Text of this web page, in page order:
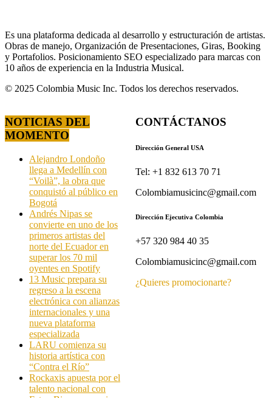
Es una plataforma dedicada al desarrollo y estructuración de artistas.
Obras de manejo, Organización de Presentaciones, Giras, Booking
y Portafolios. Posicionamiento SEO especializado para marcas con
10 años de experiencia en la Industria Musical.
© 2025 Colombia Music Inc. Todos los derechos reservados.
NOTICIAS DEL
MOMENTO
Alejandro Londoño
llega a Medellín con
“Voilà”, la obra que
conquistó al público en
Bogotá
Andrés Nipas se
convierte en uno de los
primeros artistas del
norte del Ecuador en
superar los 70 mil
oyentes en Spotify
13 Music prepara su
regreso a la escena
electrónica con alianzas
internacionales y una
nueva plataforma
especializada
LARU comienza su
historia artística con
“Contra el Río”
Rockaxis apuesta por el
talento nacional con
CONTÁCTANOS
Dirección General USA
Tel: +1 832 613 70 71
Colombiamusicinc@gmail.com
Dirección Ejecutiva Colombia
+57 320 984 40 35
Colombiamusicinc@gmail.com
¿Quieres promocionarte?